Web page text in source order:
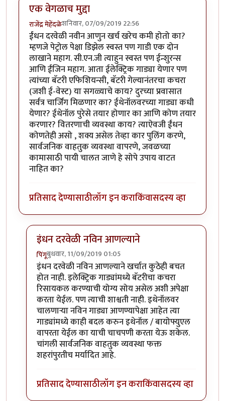
एक वेगळाच मुद्दा
राजेंद्र मेहेंदळेशनिवार, 07/09/2019 22:56
ईंधन दरवेळी नवीन आणुन खर्च खरेच कमी होतो का?
म्हणजे पेट्रोल पेक्षा डिझेल स्वस्त पण गाडी एक दोन
लाखाने महाग. सी.एन.जी त्याहुन स्वस्त पण ईन्शुरन्स
आणि ईंजिन महाग. आता ईलेक्ट्रिक गाड्या येणार पण
त्यांच्या बॅटरी एफिशियन्सी, बॅटरी गेल्यानंतरचा कचरा
(जशी ई-वेस्ट) या सगळ्याचे काय? दुरच्या प्रवासात
सर्वत्र चार्जिंग मिळणार का? ईथेनॉलवरच्या गाड्या कधी
येणार? ईथेनॉल पुरेसे तयार होणार का आणि कोण तयार
करणार? वितरणाची व्यवस्था काय? त्याऐवजी ईंधन
कोणतेही असो , शक्य असेल तेव्हा कार पुलिंग करणे,
सार्वजनिक वाहतुक व्यवस्था वापरणे, जवळच्या
कामासाठी पायी चालत जाणे हे सोपे उपाय वाटत
नाहित का?
प्रतिसाद देण्यासाठीलॉग इन कराकिंवासदस्य व्हा
इंधन दरवेळी नविन आणल्याने
पिंगूबुधवार, 11/09/2019 01:05
In reply toएक वेगळाच मुद्दाbyराजेंद्र मेहेंदळे
इंधन दरवेळी नविन आणल्याने खर्चात कुठेही बचत
होत नाही. इलेक्ट्रिक गाड्यांमध्ये बॅटरीचा कचरा
रिसायकल करण्याची योग्य सोय असेल अशी अपेक्षा
करता येईल. पण त्याची शाश्वती नाही. इथेनॉलवर
चालणार्‍या नविन गाड्या आणण्यापेक्षा आहेत त्या
गाड्यांमध्ये काही बदल करुन इथेनॉल / बायोफ्युएल
वापरता येईल का याची चाचपणी करता येऊ शकेल.
चांगली सार्वजनिक वाहतुक व्यवस्था फक्त
शहरांपुरतीच मर्यादित आहे.
प्रतिसाद देण्यासाठीलॉग इन कराकिंवासदस्य व्हा